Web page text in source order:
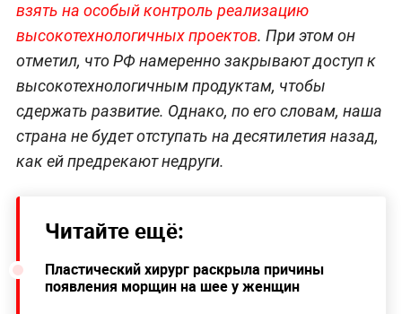
взять на особый контроль реализацию
высокотехнологичных проектов. При этом он
отметил, что РФ намеренно закрывают доступ к
высокотехнологичным продуктам, чтобы
сдержать развитие. Однако, по его словам, наша
страна не будет отступать на десятилетия назад,
как ей предрекают недруги.
Читайте ещё:
Пластический хирург раскрыла причины
появления морщин на шее у женщин